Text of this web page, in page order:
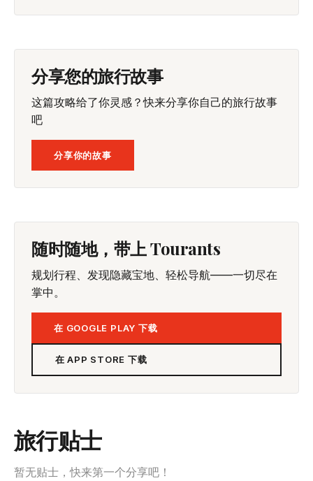
分享您的旅行故事
这篇攻略给了你灵感？快来分享你自己的旅行故事
吧
分享你的故事
随时随地，带上 Tourants
规划行程、发现隐藏宝地、轻松导航——一切尽在
掌中。
在 GOOGLE PLAY 下载
在 APP STORE 下载
旅行贴士
暂无贴士，快来第一个分享吧！